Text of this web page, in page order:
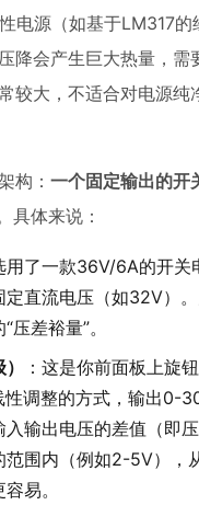
电源（如基于LM317
降会产生巨大热量，
较大，不适合对电源
构： 一个固定输出的开
具体来说：
用了一款36V/6A的开
定直流电压（如32V）
差裕量”。
：这是你前面板上旋
调整的方式，输出0-
输出电压的差值（即
围内（例如2-5V），
易。